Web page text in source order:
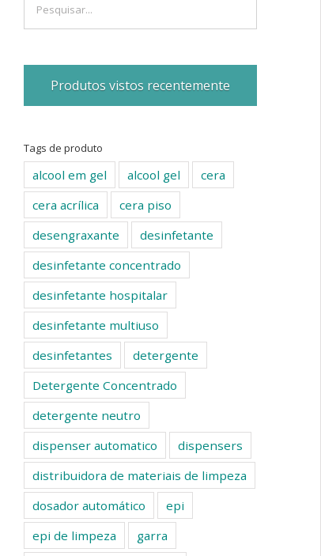
Produtos vistos recentemente
Tags de produto
alcool em gel alcool gel
cera
cera acrílica
cera piso
desengraxante
desinfetante
desinfetante concentrado
desinfetante hospitalar
desinfetante multiuso
desinfetantes
detergente
Detergente Concentrado
detergente neutro
dispenser automatico
dispensers
distribuidora de materiais de limpeza
dosador automático
epi
epi de limpeza
garra